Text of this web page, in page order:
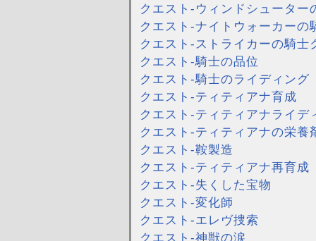
クエスト-ウィンドシューター
クエスト-ナイトウォーカーの
クエスト-ストライカーの騎士
クエスト-騎士の品位
クエスト-騎士のライディング
クエスト-ティティアナ育成
クエスト-ティティアナライデ
クエスト-ティティアナの栄養
クエスト-鞍製造
クエスト-ティティアナ再育成
クエスト-失くした宝物
クエスト-変化師
クエスト-エレヴ捜索
クエスト-神獣の涙